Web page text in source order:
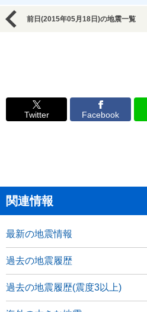
前日(2015年05月18日)の地震一覧
Twitter Facebook
関連情報
最新の地震情報
過去の地震履歴
過去の地震履歴(震度3以上)